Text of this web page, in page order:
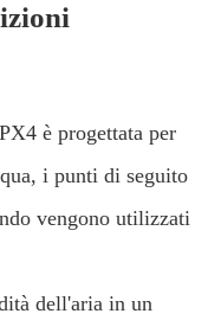
è progettata per
i punti di seguito
vengono utilizzati
dell'aria in un